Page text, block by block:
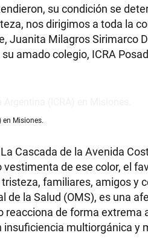
su condición se
nos dirigimos a toda la
Juanita Milagros Sirimarco
amado colegio, ICRA
Misiones.
Cascada de la Avenida
de ese color, el
familiares, amigos y
la Salud (OMS), es una
de forma extrema
multiorgánica y